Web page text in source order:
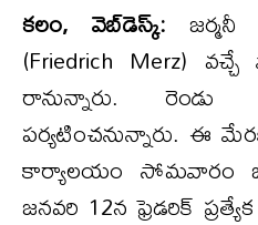
కలం, వెబ్​డెస్క్​:
(Friedrich Merz)
రానున్నారు.
పర్యటించనున్నారు. ఈ
కార్యాలయం సోమవారం
జనవరి 12న ఫ్రెడరిక్​